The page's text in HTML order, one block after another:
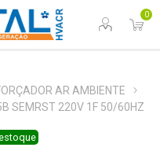
0
AR AMBIENTE
SEMRST 220V 1F 50/60HZ